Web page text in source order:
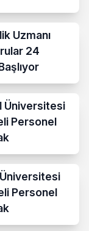
Uzmanı
24
Üniversitesi
Personel
Personel